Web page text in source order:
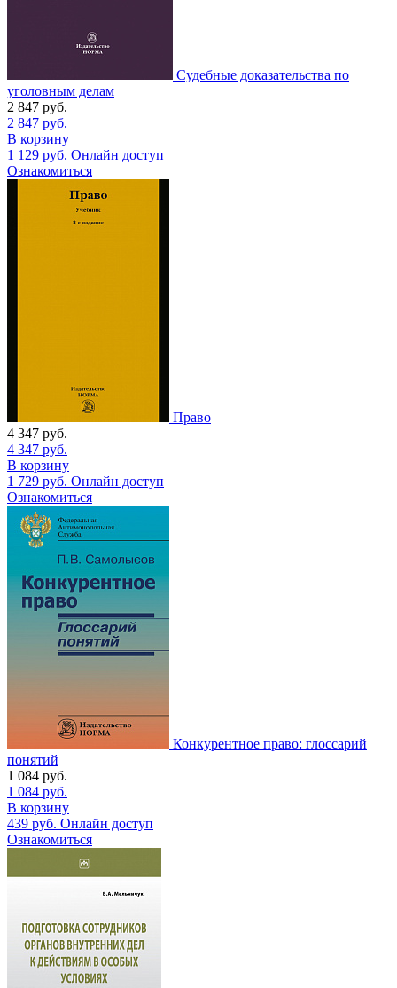
Судебные доказательства по
уголовным делам
2 847 руб.
2 847 руб.
В корзину
1 129 руб. Онлайн доступ
Ознакомиться
Право
4 347 руб.
4 347 руб.
В корзину
1 729 руб. Онлайн доступ
Ознакомиться
Конкурентное право: глоссарий
понятий
1 084 руб.
1 084 руб.
В корзину
439 руб. Онлайн доступ
Ознакомиться